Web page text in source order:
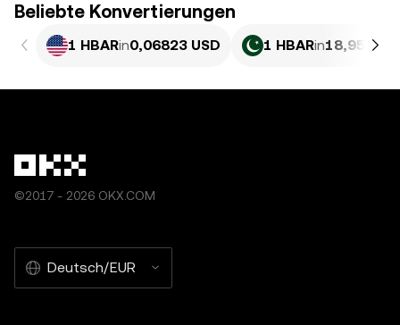
Beliebte Konvertierungen
1 HBARin0,06823 USD 1 HBARin18,95 PKR
©2017 - 2026 OKX.COM
Deutsch/EUR